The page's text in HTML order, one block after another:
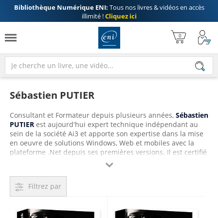
Bibliothèque Numérique ENI: Tous nos livres & vidéos en accès
illimité !Cliquez ici
Sébastien PUTIER
Consultant et Formateur depuis plusieurs années, Sébastien
PUTIER est aujourd'hui expert technique indépendant au
sein de la société Ai3 et apporte son expertise dans la mise
en oeuvre de solutions Windows, Web et mobiles avec la
plateforme .Net depuis ses premières versions. Il est certifié
techniquement (MCPD - MCSD) et pédagogiquement (MCT)

Filtrez par